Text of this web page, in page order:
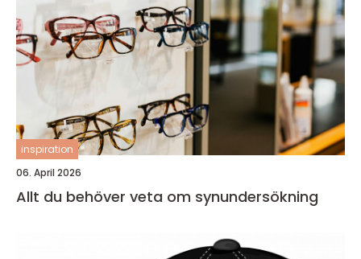
inspiration
06. April 2026
Allt du behöver veta om synundersökning